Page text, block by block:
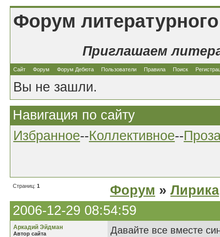
Форум
Приглашаем
Сайт Форум Форум Дебюта Пользователи Правила Поиск
Вы не зашли.
Навигация по сайту
Избранное--Коллективное--
Страниц: 1 Форум » Лирика
2006-12-29 08:54:59
Аркадий Эйдман
Автор сайта
Давайте все вместе